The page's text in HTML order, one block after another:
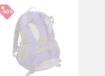
-50%